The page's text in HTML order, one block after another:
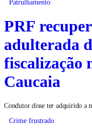
Patrulhamento
PRF
adulterada
fiscalização
Caucaia
Condutor disse ter adquirido a
Crime frustrado